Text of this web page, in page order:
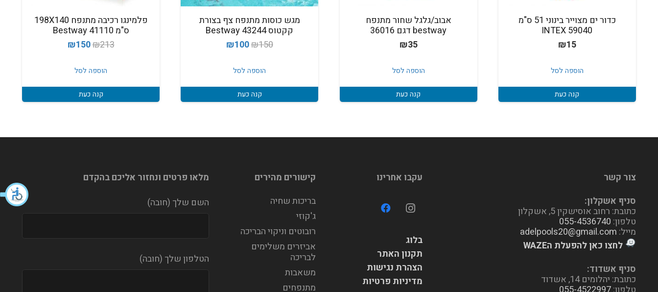
כדור ים מצוייר בינוני 51 ס"מ
INTEX 59040
₪15
הוספה לסל
קנה כעת
אבוב/גלגל שחור מתנפח
bestway דגם 36016
₪35
הוספה לסל
קנה כעת
מגש כוסות מתנפח צף בצורת
קקטוס Bestway 43244
₪150
המחיר
היה:
₪150.
₪100
₪100.
הוספה לסל
קנה כעת
פלמינגו רכיבה מתנפח 198X140
ס"מ 41110 Bestway
₪213
המחיר
היה:
₪213.
₪150
₪150.
הוספה לסל
קנה כעת
צור קשר
סניף אשקלון:
כתובת: רחוב אוסישקין 5, אשקלון
טלפון: 055-4536740
מייל: adelpools20@gmail.com
לחצו כאן להפעלת הWAZE
סניף אשדוד:
כתובת: יהלומים 14, אשדוד
עקבו אחרינו
בלוג
תקנון האתר
הצהרת נגישות
מדיניות פרטיות
קישורים מהירים
בריכות שחיה
ג'קוזי
רובוטים וניקוי הבריכה
אביזרים משלימים
לבריכה
משאבות
מתנפחים
מלאו פרטים ונחזור אליכם בהקדם
השם שלך (חובה)
הטלפון שלך (חובה)